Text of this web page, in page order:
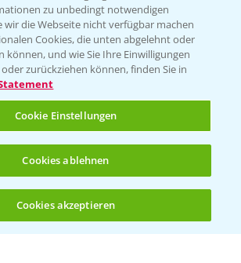
1:06
mit Propulse
(noch 4)
zu unbedingt notwendigen
wir die Webseite nicht verfügbar machen
Cookies, die unten abgelehnt oder
können, und wie Sie Ihre Einwilligungen
zurückziehen können, finden Sie in
Cookie Einstellungen
Cookies ablehnen
Cookies akzeptieren